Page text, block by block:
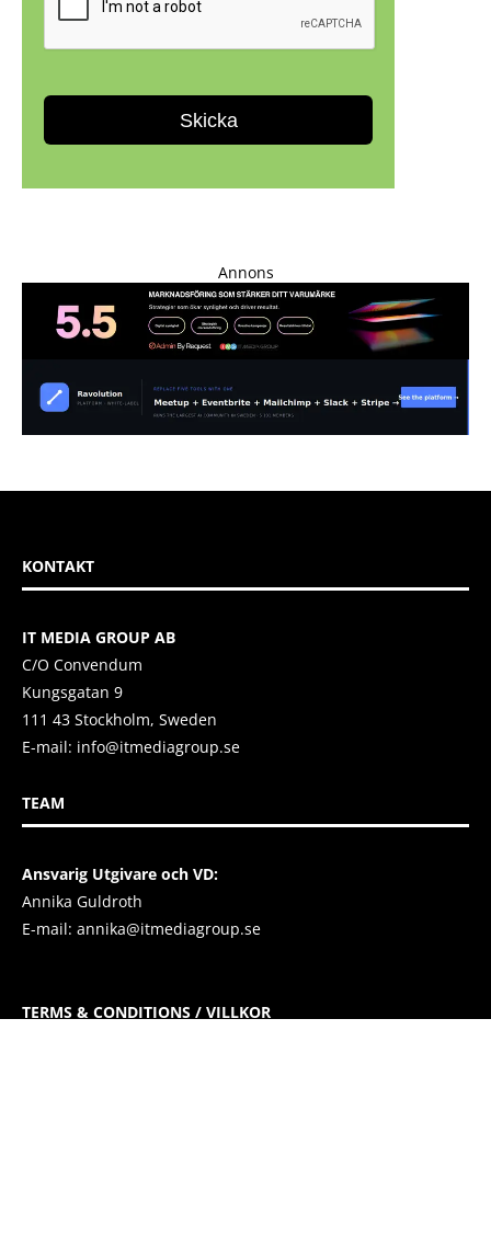
Annons
KONTAKT
IT MEDIA GROUP AB
C/O Convendum
Kungsgatan 9
111 43 Stockholm, Sweden
E-mail: info@itmediagroup.se
TEAM
Ansvarig Utgivare och VD:
Annika Guldroth
E-mail: annika@itmediagroup.se
TERMS & CONDITIONS / VILLKOR